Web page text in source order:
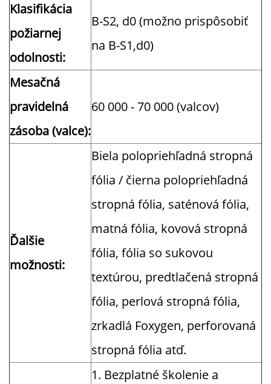
Klasifikácia
požiarnej
odolnosti:
B-S2, d0 (možno prispôsobiť
na B-S1,d0)
Mesačná
pravidelná
zásoba (valce):
60 000 - 70 000 (valcov)
Ďalšie
možnosti:
Biela polopriehľadná stropná
fólia / čierna polopriehľadná
stropná fólia, saténová fólia,
matná fólia, kovová stropná
fólia, fólia so sukovou
textúrou, predtlačená stropná
fólia, perlová stropná fólia,
zrkadlá Foxygen, perforovaná
stropná fólia atď.
1. Bezplatné školenie a